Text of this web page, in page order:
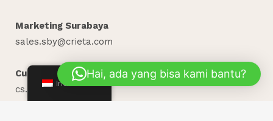
Marketing Surabaya
sales.sby@crieta.com
Customer Service
cs.sby@crieta.com
Indonesian
Hai, ada yang bisa kami bantu?